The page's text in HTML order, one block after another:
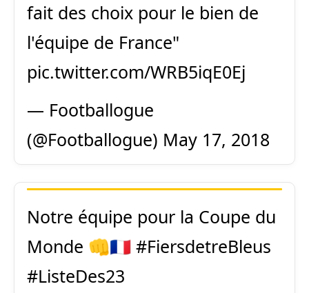
fait des choix pour le bien de
l'équipe de France"
pic.twitter.com/WRB5iqE0Ej
— Footballogue
(@Footballogue) May 17, 2018
Notre équipe pour la Coupe du
Monde 👊🇫🇷 #FiersdetreBleus
#ListeDes23